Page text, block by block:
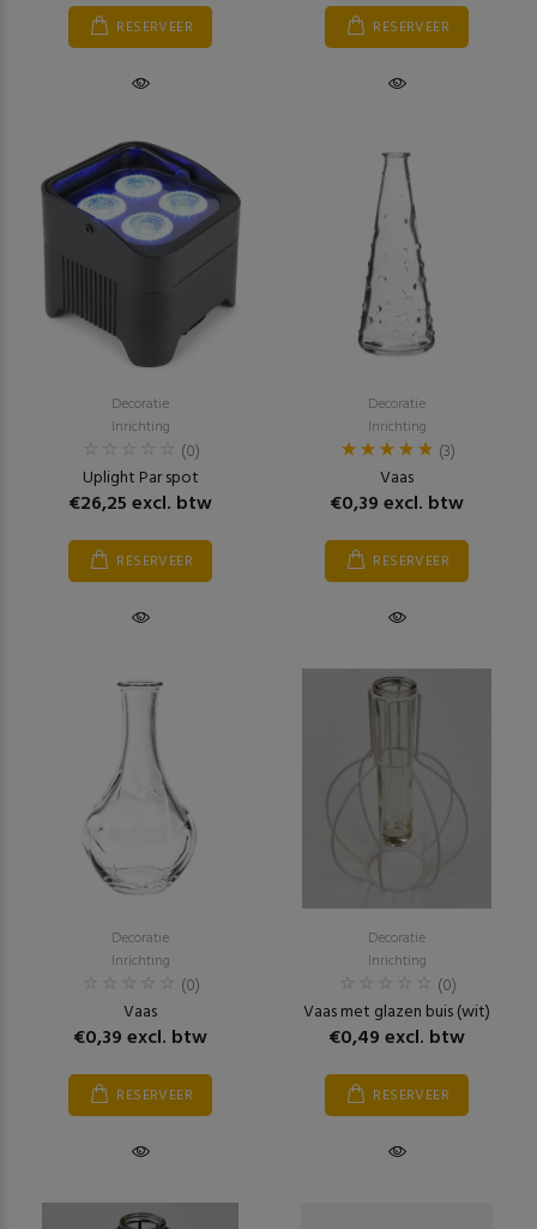
RESERVEER RESERVEER
Decoratie
Inrichting
(0)
Uplight Par spot
€26,25 excl. btw
RESERVEER
Decoratie
Inrichting
(3)
Vaas
€0,39 excl. btw
RESERVEER
Decoratie
Inrichting
(0)
Vaas
€0,39 excl. btw
RESERVEER
Decoratie
Inrichting
(0)
Vaas met glazen buis (wit)
€0,49 excl. btw
RESERVEER